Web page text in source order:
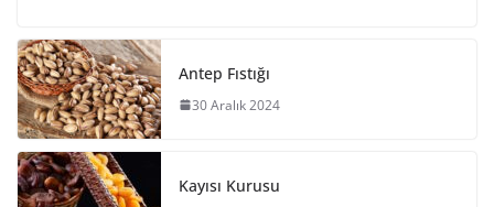
Antep Fıstığı
30 Aralık 2024
Kayısı Kurusu